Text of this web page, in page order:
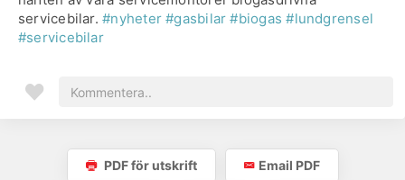
servicebilar.#nyheter #gasbilar #biogas #lundgrensel
#servicebilar
PDF för utskrift Email PDF